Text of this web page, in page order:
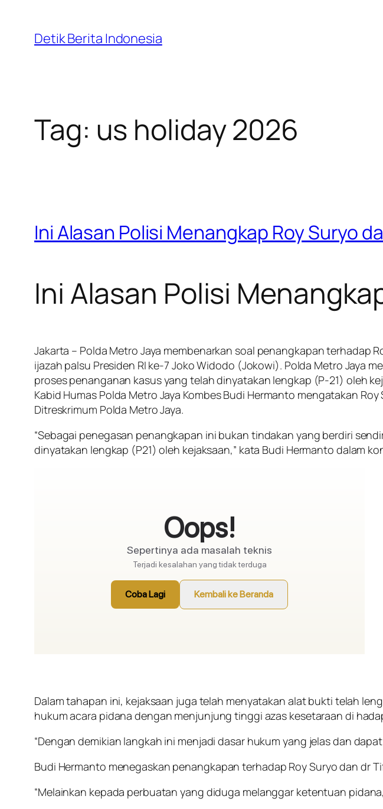
content
Detik Berita Indonesia
Tag: us holiday 2026
Ini Alasan Polisi Menangkap Roy Suryo
Ini Alasan Polisi
Jakarta – Polda Metro Jaya membenarkan soal penangkapan terhadap
ijazah palsu Presiden RI ke-7 Joko Widodo (Jokowi). Polda Metro Jaya
proses penanganan kasus yang telah dinyatakan lengkap (P-21) oleh
Kabid Humas Polda Metro Jaya Kombes Budi Hermanto mengatakan
Ditreskrimum Polda Metro Jaya.
“Sebagai penegasan penangkapan ini bukan tindakan yang berdiri
dinyatakan lengkap (P21) oleh kejaksaan,” kata Budi Hermanto dalam
Dalam tahapan ini, kejaksaan juga telah menyatakan alat bukti telah
hukum acara pidana dengan menjunjung tinggi azas kesetaraan di
“Dengan demikian langkah ini menjadi dasar hukum yang jelas dan
Budi Hermanto menegaskan penangkapan terhadap Roy Suryo dan dr
“Melainkan kepada perbuatan yang diduga melanggar ketentuan